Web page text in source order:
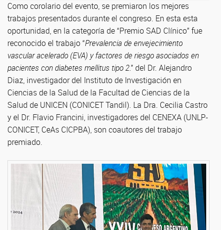
Como corolario del evento, se premiaron los mejores
trabajos presentados durante el congreso. En esta esta
oportunidad, en la categoría de “Premio SAD Clínico” fue
reconocido el trabajo “Prevalencia de envejecimiento
vascular acelerado (EVA) y factores de riesgo asociados en
pacientes con diabetes mellitus tipo 2.” del Dr. Alejandro
Diaz, investigador del Instituto de Investigación en
Ciencias de la Salud de la Facultad de Ciencias de la
Salud de UNICEN (CONICET Tandil). La Dra. Cecilia Castro
y el Dr. Flavio Francini, investigadores del CENEXA (UNLP-
CONICET, CeAs CICPBA), son coautores del trabajo
premiado.